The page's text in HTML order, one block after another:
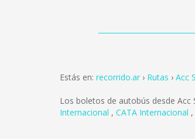
Estás en: recorrido.ar Rutas Acc
Los boletos de autobús desde Acc
Internacional , CATA Internacional ,